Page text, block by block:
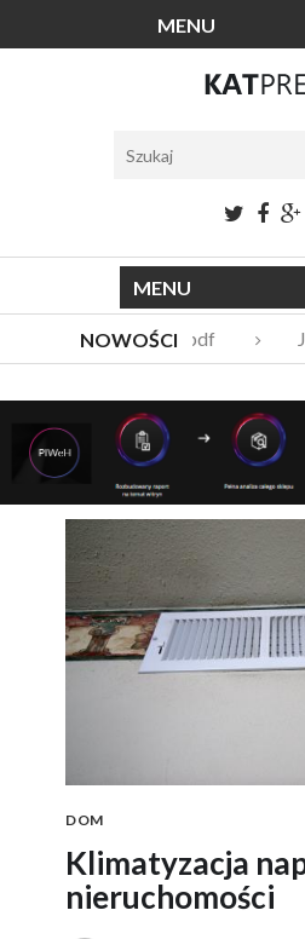
MENU
MENU
NOWOŚCI
Katalogi narzędzi pdf
Vito Bambino – kim jest nowy
DOM
Klimatyzacja
nieruchomości